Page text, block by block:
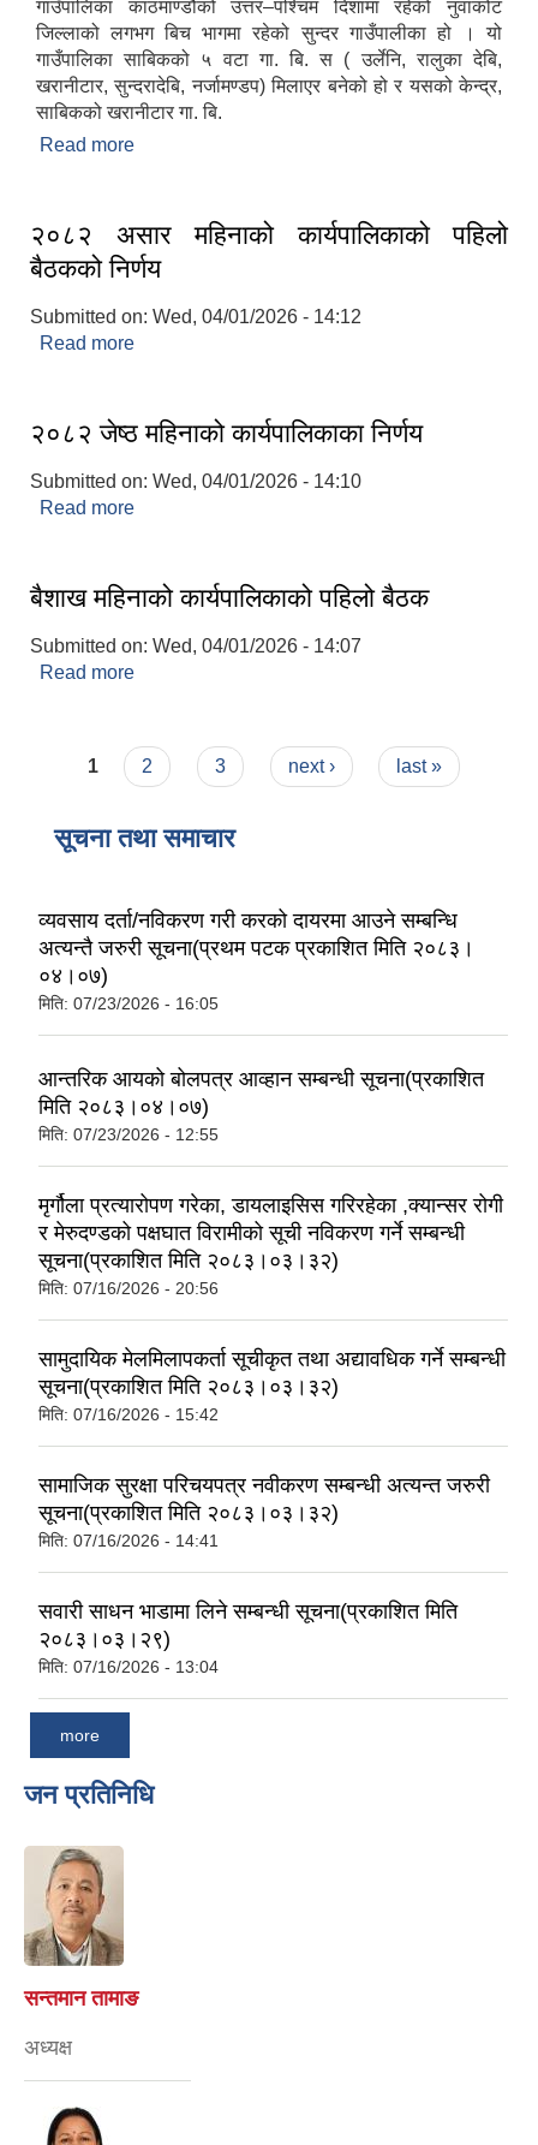
गाउँपालिका काठमाण्डौको उत्तर–पश्चिम दिशामा रहेको नुवाकोट
जिल्लाको लगभग बिच भागमा रहेको सुन्दर गाउँपालीका हो । यो
गाउँपालिका साबिकको ५ वटा गा. बि. स ( उर्लेनि, रालुका देबि,
खरानीटार, सुन्दरादेबि, नर्जामण्डप) मिलाएर बनेको हो र यसको केन्द्र,
साबिकको खरानीटार गा. बि.
Read more
२०८२ असार महिनाको कार्यपालिकाको पहिलो
बैठकको निर्णय
Submitted on: Wed, 04/01/2026 - 14:12
Read more
२०८२ जेष्ठ महिनाको कार्यपालिकाका निर्णय
Submitted on: Wed, 04/01/2026 - 14:10
Read more
बैशाख महिनाको कार्यपालिकाको पहिलो बैठक
Submitted on: Wed, 04/01/2026 - 14:07
Read more
Pages
1 2 3 next › last »
सूचना तथा समाचार
व्यवसाय दर्ता/नविकरण गरी करको दायरमा आउने सम्बन्धि
अत्यन्तै जरुरी सूचना(प्रथम पटक प्रकाशित मिति २०८३।
०४।०७)
मिति: 07/23/2026 - 16:05
आन्तरिक आयको बोलपत्र आव्हान सम्बन्धी सूचना(प्रकाशित
मिति २०८३।०४।०७)
मिति: 07/23/2026 - 12:55
मृर्गौला प्रत्यारोपण गरेका, डायलाइसिस गरिरहेका ,क्यान्सर रोगी
र मेरुदण्डको पक्षघात विरामीको सूची नविकरण गर्ने सम्बन्धी
सूचना(प्रकाशित मिति २०८३।०३।३२)
मिति: 07/16/2026 - 20:56
सामुदायिक मेलमिलापकर्ता सूचीकृत तथा अद्यावधिक गर्ने सम्बन्धी
सूचना(प्रकाशित मिति २०८३।०३।३२)
मिति: 07/16/2026 - 15:42
सामाजिक सुरक्षा परिचयपत्र नवीकरण सम्बन्धी अत्यन्त जरुरी
सूचना(प्रकाशित मिति २०८३।०३।३२)
मिति: 07/16/2026 - 14:41
सवारी साधन भाडामा लिने सम्बन्धी सूचना(प्रकाशित मिति
२०८३।०३।२९)
मिति: 07/16/2026 - 13:04
more
जन प्रतिनिधि
सन्तमान तामाङ
अध्यक्ष